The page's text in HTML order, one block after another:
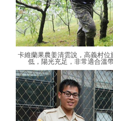
卡維蘭果農姜清雲說，高義村
低，陽光充足，非常適合溫